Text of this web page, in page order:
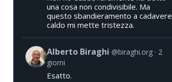
una cosa non condivisibile. Ma
questo sbandieramento a cadavere
caldo mi mette tristezza.
Alberto Biraghi @biraghi.org
2
giorni
Esatto.